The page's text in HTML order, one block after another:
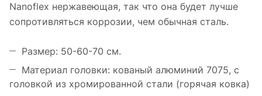
Nanoflex нержавеющая, так что она будет лучше
сопротивляться коррозии, чем обычная сталь.
Размер: 50-60-70 см.
Материал головки: кованый алюминий 7075, с
головкой из хромированной стали (горячая ковка)